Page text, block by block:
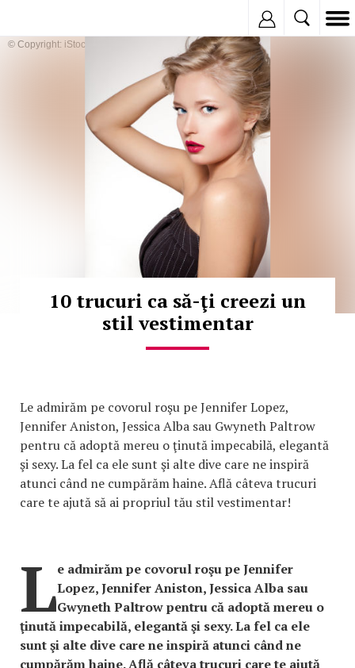
© Copyright: iStockphoto
10 trucuri ca să-ţi creezi un
stil vestimentar
Le admirăm pe covorul roşu pe Jennifer Lopez,
Jennifer Aniston, Jessica Alba sau Gwyneth Paltrow
pentru că adoptă mereu o ţinută impecabilă, elegantă
şi sexy. La fel ca ele sunt şi alte dive care ne inspiră
atunci când ne cumpărăm haine. Află câteva trucuri
care te ajută să ai propriul tău stil vestimentar!
Le admirăm pe covorul roşu pe Jennifer
Lopez, Jennifer Aniston, Jessica Alba sau
Gwyneth Paltrow pentru că adoptă mereu o
ţinută impecabilă, elegantă şi sexy. La fel ca ele
sunt şi alte dive care ne inspiră atunci când ne
cumpărăm haine. Află câteva trucuri care te ajută